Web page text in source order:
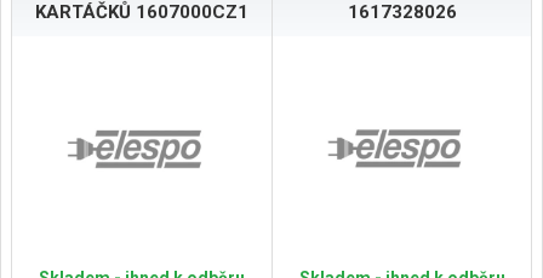
KARTÁČKŮ 1607000CZ1
1617328026